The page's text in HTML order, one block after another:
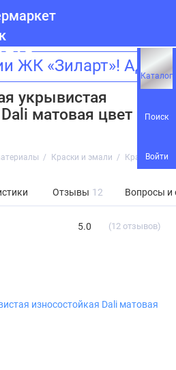
Каталог
Поиск
Войти
«Зиларт»!
укрывистая
матовая цвет
Краски и эмали Краска
Отзывы 12 Вопросы и
5.0 (12 отзывов)